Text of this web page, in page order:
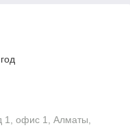
1, офис 1, Алматы,